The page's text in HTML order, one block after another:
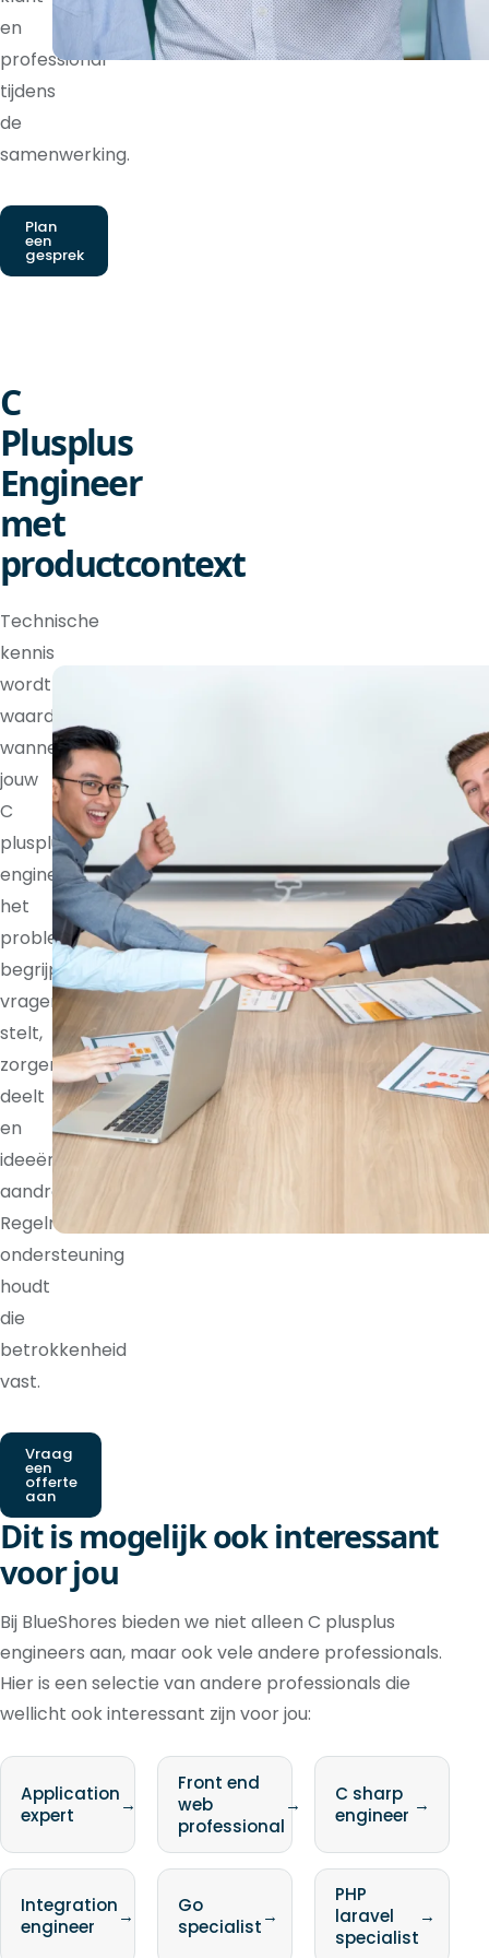
en
professional
tijdens
de
samenwerking.
Plan
een
gesprek
C
Plusplus
Engineer
met
productcontext
Technische
kennis
wordt
waardevoller
wanneer
jouw
C
plusplus
engineer
het
probleem
begrijpt,
vragen
stelt,
zorgen
deelt
en
ideeën
aandraagt.
Regelmatige
ondersteuning
houdt
die
betrokkenheid
vast.
Vraag
een
offerte
aan
Dit is mogelijk ook interessant
voor jou
Bij BlueShores bieden we niet alleen C plusplus
engineers aan, maar ook vele andere professionals.
Hier is een selectie van andere professionals die
wellicht ook interessant zijn voor jou:
Application
expert
→
Front end
web
professional
→
C sharp
engineer →
Integration
engineer
→
Go
specialist→
PHP
laravel
specialist
→